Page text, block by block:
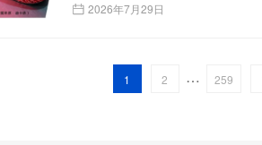
2026年7月29日
1 2 … 259